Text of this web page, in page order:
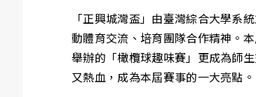
「正興城灣盃」由臺灣綜合大學系
動體育交流、培育團隊合作精神。
舉辦的「橄欖球趣味賽」更成為師
又熱血，成為本屆賽事的一大亮點。